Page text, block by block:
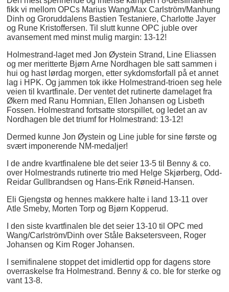
fikk vi mellom OPCs Marius Wang/Max Carlström/Manhung
Dinh og Groruddalens Bastien Testaniere, Charlotte Jayer
og Rune Kristoffersen. Til slutt kunne OPC juble over
avansement med minst mulig margin: 13-12!
Holmestrand-laget med Jon Øystein Strand, Line Eliassen
og mer meritterte Bjørn Arne Nordhagen ble satt sammen i
hui og hast lørdag morgen, etter sykdomsforfall på et annet
lag i HPK. Og jammen tok ikke Holmestrand-trioen seg hele
veien til kvartfinale. Der ventet det rutinerte damelaget fra
Økern med Ranu Homnian, Ellen Johansen og Lisbeth
Fossen. Holmestrand fortsatte storspillet, og ledet an av
Nordhagen ble det triumf for Holmestrand: 13-12!
Dermed kunne Jon Øystein og Line juble for sine første og
svært imponerende NM-medaljer!
I de andre kvartfinalene ble det seier 13-5 til Benny & co.
over Holmestrands rutinerte trio med Helge Skjørberg, Odd-
Reidar Gullbrandsen og Hans-Erik Røneid-Hansen.
Eli Gjengstø og hennes makkere halte i land 13-11 over
Atle Smeby, Morten Torp og Bjørn Kopperud.
I den siste kvartfinalen ble det seier 13-10 til OPC med
Wang/Carlström/Dinh over Ståle Baksetersveen, Roger
Johansen og Kim Roger Johansen.
I semifinalene stoppet det imidlertid opp for dagens store
overraskelse fra Holmestrand. Benny & co. ble for sterke og
vant 13-8.